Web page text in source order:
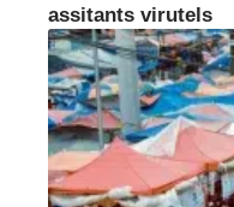
assitants virutels